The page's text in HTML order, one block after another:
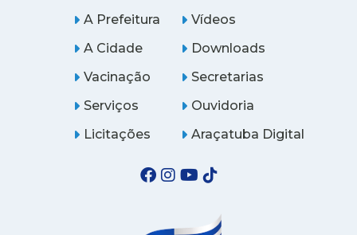
A Prefeitura
A Cidade
Vídeos
Downloads
Vacinação
Serviços
Licitações
Secretarias
Ouvidoria
Araçatuba Digital